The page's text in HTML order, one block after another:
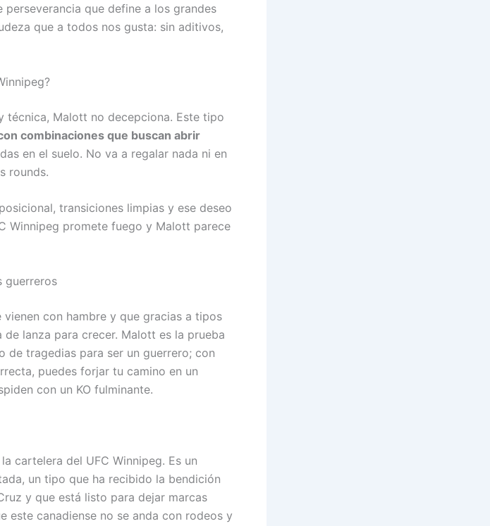
que define a los grandes
que a todos nos gusta: sin aditivos,
técnica, Malott no decepciona. Este tipo
combinaciones que buscan abrir
en el suelo. No va a regalar nada ni en
rounds.
transiciones limpias y ese deseo
Winnipeg promete fuego y Malott parece
guerreros
con hambre y que gracias a tipos
lanza para crecer. Malott es la prueba
de tragedias para ser un guerrero; con
puedes forjar tu camino en un
con un KO fulminante.
cartelera del UFC Winnipeg. Es un
un tipo que ha recibido la bendición
y que está listo para dejar marcas
este canadiense no se anda con rodeos y